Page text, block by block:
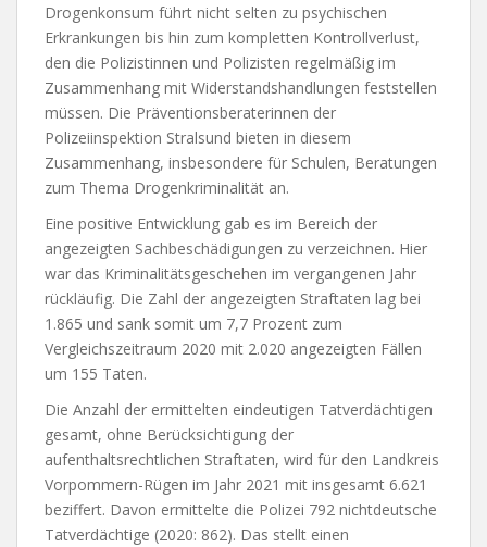
Drogenkonsum führt nicht selten zu psychischen
Erkrankungen bis hin zum kompletten Kontrollverlust,
den die Polizistinnen und Polizisten regelmäßig im
Zusammenhang mit Widerstandshandlungen feststellen
müssen. Die Präventionsberaterinnen der
Polizeiinspektion Stralsund bieten in diesem
Zusammenhang, insbesondere für Schulen, Beratungen
zum Thema Drogenkriminalität an.
Eine positive Entwicklung gab es im Bereich der
angezeigten Sachbeschädigungen zu verzeichnen. Hier
war das Kriminalitätsgeschehen im vergangenen Jahr
rückläufig. Die Zahl der angezeigten Straftaten lag bei
1.865 und sank somit um 7,7 Prozent zum
Vergleichszeitraum 2020 mit 2.020 angezeigten Fällen
um 155 Taten.
Die Anzahl der ermittelten eindeutigen Tatverdächtigen
gesamt, ohne Berücksichtigung der
aufenthaltsrechtlichen Straftaten, wird für den Landkreis
Vorpommern-Rügen im Jahr 2021 mit insgesamt 6.621
beziffert. Davon ermittelte die Polizei 792 nichtdeutsche
Tatverdächtige (2020: 862). Das stellt einen